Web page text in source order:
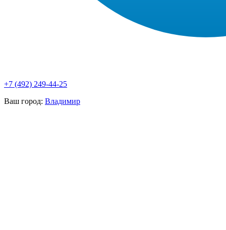
+7 (492) 249-44-25
Ваш город: Владимир